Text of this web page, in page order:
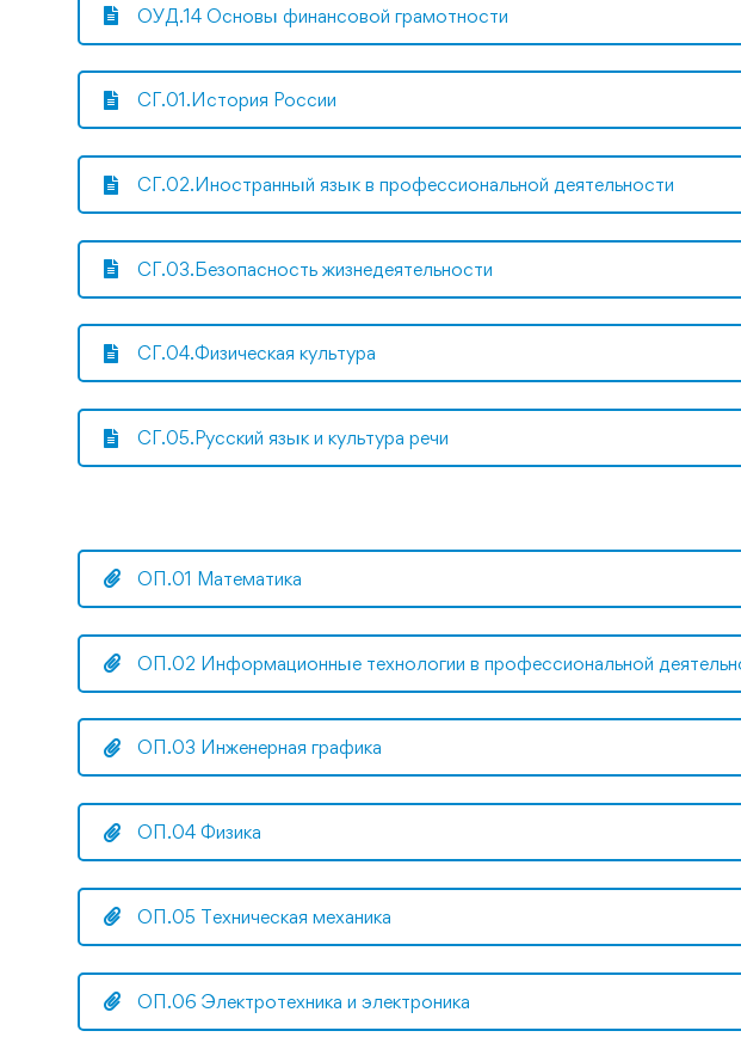
ОУД.14 Основы финансовой грамотности
СГ.01.История России
СГ.02.Иностранный язык в профессиональной деятельности
СГ.03.Безопасность жизнедеятельности
СГ.04.Физическая культура
СГ.05.Русский язык и культура речи
ОП.01 Математика
ОП.02 Информационные технологии в профессиональной
ОП.03 Инженерная графика
ОП.04 Физика
ОП.05 Техническая механика
ОП.06 Электротехника и электроника